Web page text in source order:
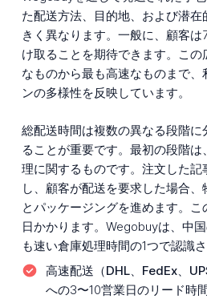
た配送方法、目的地、および潜
きく異なります。一般に、顧客
け取ることを期待できます。こ
なものから最も高速なものまで、
ンの多様性を反映しています。
総配送時間は複数の異なる段階
ることが重要です。最初の段階
理に関するものです。注文した
し、顧客が配送を要求した場合
とパッケージングを進めます。
日かかります。Wegobuyは、中
も速い倉庫処理時間の1つで認識さ
高速配送（DHL、FedEx、
への3〜10営業日のリード時